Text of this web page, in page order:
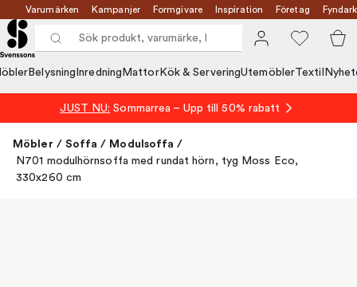
Varumärken Kampanjer Formgivare Inspiration Företag
Belysning Inredning MattorKök & ServeringUtemöblerTextil
JUST NU: Sommarrea – Upp till 50% rabatt
Möbler / Soffa / Modulsoffa /
N701 modulhörnsoffa med rundat hörn, tyg Moss Eco,
330x260 cm